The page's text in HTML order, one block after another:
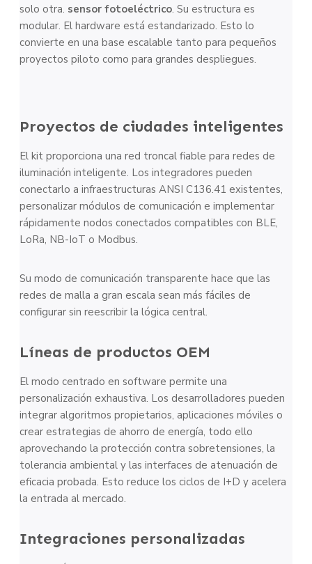
solo otra. sensor fotoeléctrico. Su estructura es
modular. El hardware está estandarizado. Esto lo
convierte en una base escalable tanto para pequeños
proyectos piloto como para grandes despliegues.
Proyectos de ciudades inteligentes
El kit proporciona una red troncal fiable para redes de
iluminación inteligente. Los integradores pueden
conectarlo a infraestructuras ANSI C136.41 existentes,
personalizar módulos de comunicación e implementar
rápidamente nodos conectados compatibles con BLE,
LoRa, NB-IoT o Modbus.
Su modo de comunicación transparente hace que las
redes de malla a gran escala sean más fáciles de
configurar sin reescribir la lógica central.
Líneas de productos OEM
El modo centrado en software permite una
personalización exhaustiva. Los desarrolladores pueden
integrar algoritmos propietarios, aplicaciones móviles o
crear estrategias de ahorro de energía, todo ello
aprovechando la protección contra sobretensiones, la
tolerancia ambiental y las interfaces de atenuación de
eficacia probada. Esto reduce los ciclos de I+D y acelera
la entrada al mercado.
Integraciones personalizadas